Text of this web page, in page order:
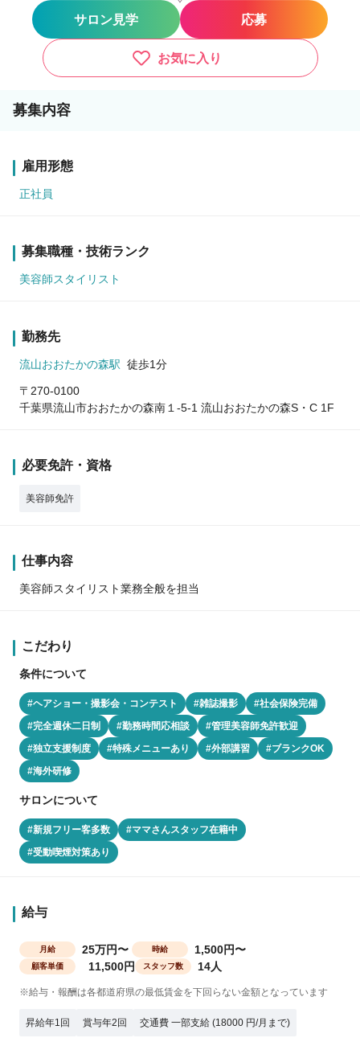
サロン見学 応募
お気に入り
募集内容
雇用形態
正社員
募集職種・技術ランク
美容師スタイリスト
勤務先
流山おおたかの森駅 徒歩1分
〒270-0100
千葉県流山市おおたかの森南１-5-1 流山おおたかの森S・C 1F
必要免許・資格
美容師免許
仕事内容
美容師スタイリスト業務全般を担当
こだわり
条件について
#ヘアショー・撮影会・コンテスト #雑誌撮影
#社会保険完備
#完全週休二日制
#勤務時間応相談
#管理美容師免許歓迎
#独立支援制度
#特殊メニューあり #外部講習
#ブランクOK
#海外研修
サロンについて
#新規フリー客多数
#ママさんスタッフ在籍中
#受動喫煙対策あり
給与
月給 25万円〜 時給 1,500円〜
顧客単価 11,500円 スタッフ数 14人
※給与・報酬は各都道府県の最低賃金を下回らない金額となっています
昇給年1回 賞与年2回 交通費 一部支給 (18000 円/月まで)